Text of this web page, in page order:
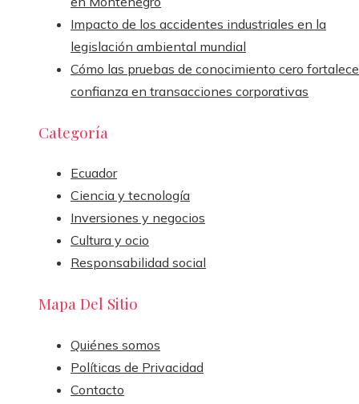
Impacto de los accidentes industriales en la
legislación ambiental mundial
Cómo las pruebas de conocimiento cero
confianza en transacciones corporativas
Categoría
Ecuador
Ciencia y tecnología
Inversiones y negocios
Cultura y ocio
Responsabilidad social
Mapa Del Sitio
Quiénes somos
Políticas de Privacidad
Contacto